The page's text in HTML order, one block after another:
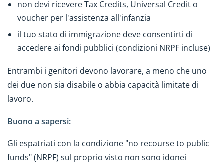
non devi ricevere Tax Credits, Universal Credit o
voucher per l'assistenza all'infanzia
il tuo stato di immigrazione deve consentirti di
accedere ai fondi pubblici (condizioni NRPF incluse)
Entrambi i genitori devono lavorare, a meno che uno
dei due non sia disabile o abbia capacità limitate di
lavoro.
Buono a sapersi:
Gli espatriati con la condizione "no recourse to public
funds" (NRPF) sul proprio visto non sono idonei